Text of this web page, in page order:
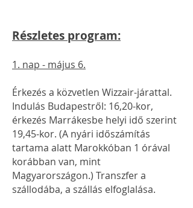
Részletes program:
1. nap - május 6.
Érkezés a közvetlen Wizzair-járattal.
Indulás Budapestről: 16,20-kor,
érkezés Marrákesbe helyi idő szerint
19,45-kor. (A nyári időszámítás
tartama alatt Marokkóban 1 órával
korábban van, mint
Magyarországon.) Transzfer a
szállodába, a szállás elfoglalása.